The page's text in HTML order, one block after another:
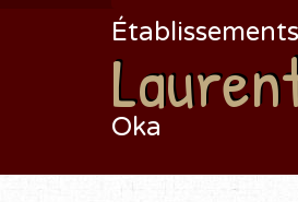
Oka